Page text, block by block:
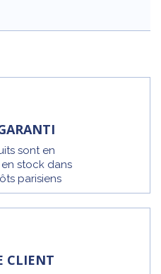
sont en
stock dans
parisiens
CLIENT